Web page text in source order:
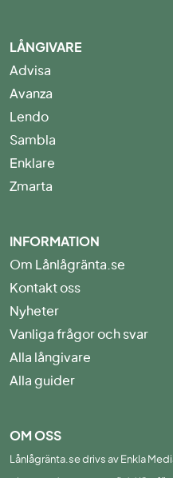
LÅNGIVARE
Advisa
Avanza
Lendo
Sambla
Enklare
Zmarta
INFORMATION
Om Lånlågränta.se
Kontakt oss
Nyheter
Vanliga frågor och svar
Alla långivare
Alla guider
OM OSS
Lånlågränta.se drivs av Enkla